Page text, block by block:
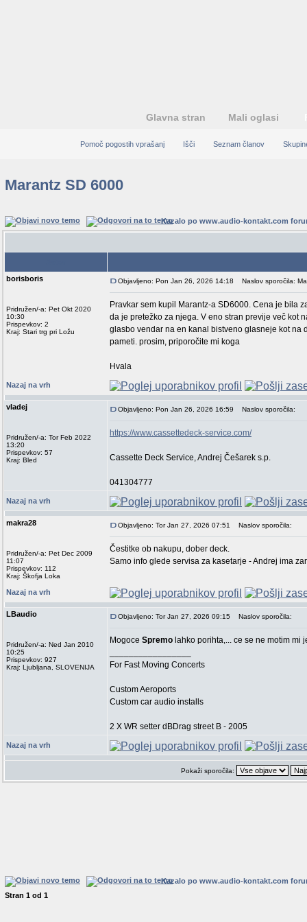
Glavna stran Mali oglasi
Pomoč pogostih vprašanj Išči Seznam članov
Marantz SD 6000
Kazalo po www.audio-kontakt.com
borisboris
Pridružen/-a: Pet Okt 2020
10:30
Prispevkov: 2
Kraj: Stari trg pri Ložu
Objavljeno: Pon Jan 26, 2026 14:18 Naslov sporočila:
Pravkar sem kupil Marantz-a SD6000. Cena je bila
da je pretežko za njega. V eno stran previje več kot
glasbo vendar na en kanal bistveno glasneje kot na
pameti. prosim, priporočite mi koga
Hvala
Nazaj na vrh
vladej
Pridružen/-a: Tor Feb 2022
13:20
Prispevkov: 57
Kraj: Bled
Objavljeno: Pon Jan 26, 2026 16:59 Naslov sporočila:
https://www.cassettedeck-service.com/
Cassette Deck Service, Andrej Češarek s.p.
041304777
Nazaj na vrh
makra28
Pridružen/-a: Pet Dec 2009
11:07
Prispevkov: 112
Kraj: Škofja Loka
Objavljeno: Tor Jan 27, 2026 07:51 Naslov sporočila:
Čestitke ob nakupu, dober deck.
Samo info glede servisa za kasetarje - Andrej ima
Nazaj na vrh
LBaudio
Pridružen/-a: Ned Jan 2010
10:25
Prispevkov: 927
Kraj: Ljubljana, SLOVENIJA
Objavljeno: Tor Jan 27, 2026 09:15 Naslov sporočila:
Mogoce Spremo lahko porihta,... ce se ne motim
For Fast Moving Concerts
Custom Aeroports
Custom car audio installs
2 X WR setter dBDrag street B - 2005
Nazaj na vrh
Pokaži sporočila:
Kazalo po www.audio-kontakt.com
Stran 1 od 1